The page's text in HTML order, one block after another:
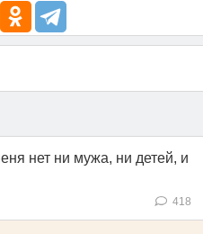
нет ни мужа, ни детей, и
418